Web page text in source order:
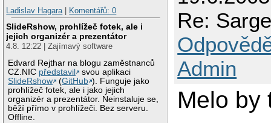
Ladislav Hagara| Komentářů: 0
SlideRshow, prohlížeč fotek, ale i
jejich organizér a prezentátor
4.8. 12:22 | Zajímavý software
Edvard Rejthar na blogu zaměstnanců
CZ.NIC představil
svou aplikaci
SlideRshow
(GitHub ). Funguje jako
prohlížeč fotek, ale i jako jejich
organizér a prezentátor. Neinstaluje se,
běží přímo v prohlížeči. Bez serveru.
Offline.
Re:
Admin
Melo by